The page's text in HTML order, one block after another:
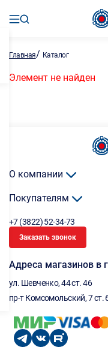
Главная/ Каталог
Элемент не найден
О компании
Покупателям
+7 (3822) 52-34-73
Заказать звонок
Адреса магазинов в
ул. Шевченко, 44 ст. 46
пр-т Комсомольский, 7 ст.